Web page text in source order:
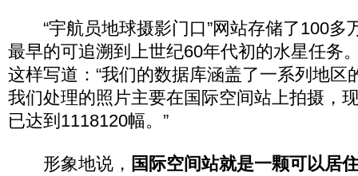
“宇航员地球摄影门口”网站存储了100多
最早的可追溯到上世纪60年代初的水星任务
这样写道：“我们的数据库涵盖了一系列地区
我们处理的照片主要在国际空间站上拍摄，
已达到1118120幅。”
形象地说， 国际空间站就是一颗可以居